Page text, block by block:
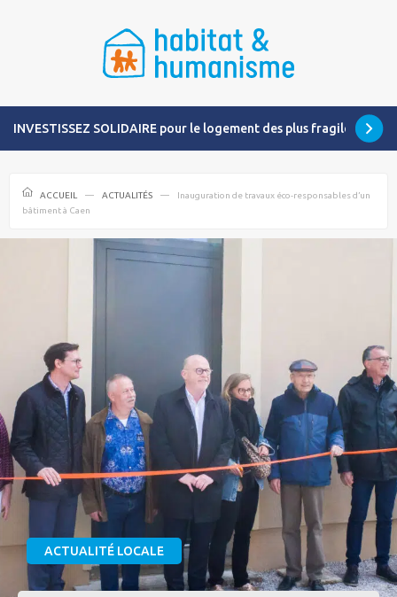
INVESTISSEZ SOLIDAIRE pour le logement des plus fragiles
ACCUEIL ACTUALITÉS
Inauguration de travaux éco-responsables d’un
bâtiment à Caen
ACTUALITÉ LOCALE